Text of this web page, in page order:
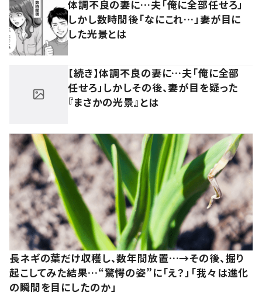
体調不良の妻に…夫「俺に全部任せろ」
しかし数時間後「なにこれ…」妻が目に
した光景とは
【続き】体調不良の妻に…夫「俺に全部
任せろ」しかしその後、妻が目を疑った
『まさかの光景』とは
長ネギの葉だけ収穫し、数年間放置…→その後、掘り
起こしてみた結果…“驚愕の姿”に「え？」「我々は進化
の瞬間を目にしたのか」